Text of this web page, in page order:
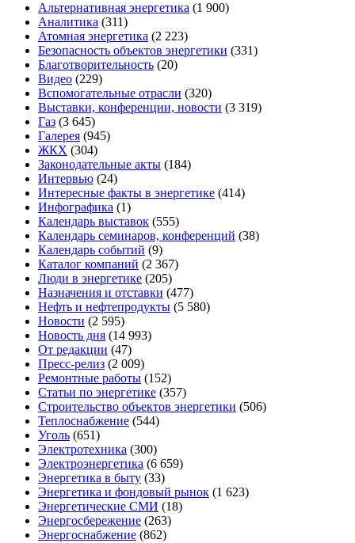
Альтернативная энергетика (1 900)
Аналитика (311)
Атомная энергетика (2 223)
Безопасность объектов энергетики (331)
Благотворительность (20)
Видео (229)
Вспомогательные отрасли (320)
Выставки, конференции, новости (3 319)
Газ (3 645)
Галерея (945)
ЖКХ (304)
Законодательные акты (184)
Интервью (24)
Интересные факты в энергетике (414)
Инфографика (1)
Календарь выставок (555)
Календарь семинаров, конференций (38)
Календарь событий (9)
Каталог компаний (2 367)
Люди в энергетике (205)
Назначения и отставки (477)
Нефть и нефтепродукты (5 580)
Новости (2 595)
Новость дня (14 993)
От редакции (47)
Пресс-релиз (2 009)
Ремонтные работы (152)
Статьи по энергетике (357)
Строительство объектов энергетики (506)
Теплоснабжение (544)
Уголь (651)
Электротехника (300)
Электроэнергетика (6 659)
Энергетика в быту (33)
Энергетика и фондовый рынок (1 623)
Энергетические СМИ (18)
Энергосбережение (263)
Энергоснабжение (862)